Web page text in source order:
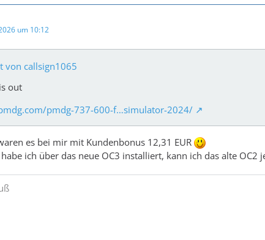
um 10:12
von callsign1065
out
pmdg-737-600-f…simulator-2024/
es bei mir mit Kundenbonus 12,31 EUR
ich über das neue OC3 installiert, kann ich das alte